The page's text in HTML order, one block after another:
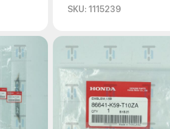
SKU: 1115239